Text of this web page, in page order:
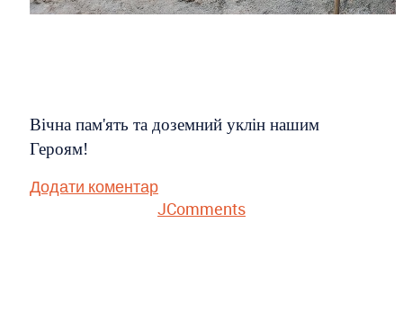
Вічна пам'ять та доземний уклін нашим
Героям!
Додати коментар
JComments